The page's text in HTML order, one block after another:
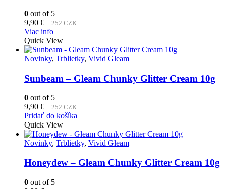
0 out of 5
9,90 € 252 CZK
Viac info
Quick View
Novinky, Trblietky, Vivid Gleam
Sunbeam – Gleam Chunky Glitter Cream 10g
0 out of 5
9,90 € 252 CZK
Pridať do košíka
Quick View
Novinky, Trblietky, Vivid Gleam
Honeydew – Gleam Chunky Glitter Cream 10g
0 out of 5